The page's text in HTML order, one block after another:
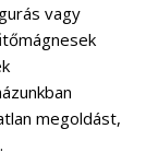
vagy
megoldást,